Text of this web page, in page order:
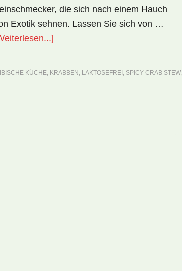
die sich nach einem Hauch
Exotik sehnen. Lassen Sie sich von …
Stew
KÜCHE, KRABBEN , LAKTOSEFREI , SPICY CRAB STEW,